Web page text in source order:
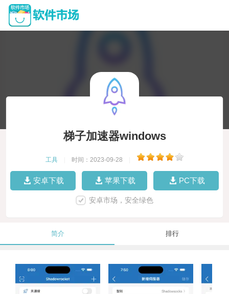
梯子加速器windows
工具 时间：2023-09-28
安卓下载 苹果下载 PC下载
安卓市场，安全绿色
简介 排行